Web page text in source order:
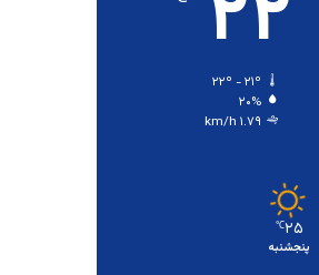
۲۰%
۱.۷۹ km/h
۲۵℃
پنجشنبه